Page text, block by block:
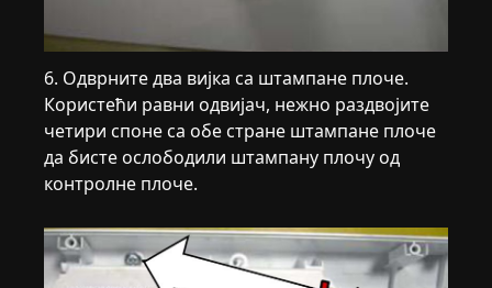
6. Одврните два вијка са штампане плоче.
Користећи равни одвијач, нежно раздвојите
четири споне са обе стране штампане плоче
да бисте ослободили штампану плочу од
контролне плоче.